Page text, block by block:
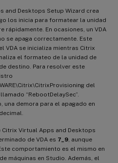
and Desktops Setup Wizard crea
los inicia para formatear la unidad
rápidamente. En ocasiones, un VDA
se apaga correctamente. Este
VDA se inicializa mientras Citrix
el formateo de la unidad de
destino. Para resolver este
del
“RebootDelaySec”.
una demora para el apagado en
Virtual Apps and Desktops
de VDA es 7_9 , aunque
Este comportamiento es el mismo en
máquinas en Studio. Además, el